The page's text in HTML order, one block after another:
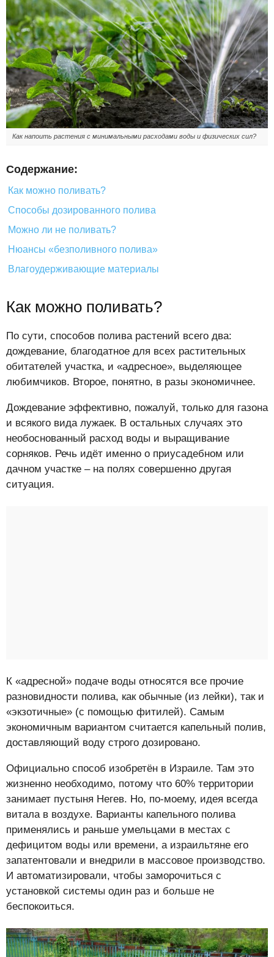
Как напоить растения с минимальными расходами воды и физических сил?
Содержание:
Как можно поливать?
Способы дозированного полива
Можно ли не поливать?
Нюансы «безполивного полива»
Влагоудерживающие материалы
Как можно поливать?
По сути, способов полива растений всего два:
дождевание, благодатное для всех растительных
обитателей участка, и «адресное», выделяющее
любимчиков. Второе, понятно, в разы экономичнее.
Дождевание эффективно, пожалуй, только для газона
и всякого вида лужаек. В остальных случаях это
необоснованный расход воды и выращивание
сорняков. Речь идёт именно о приусадебном или
дачном участке – на полях совершенно другая
ситуация.
К «адресной» подаче воды относятся все прочие
разновидности полива, как обычные (из лейки), так и
«экзотичные» (с помощью фитилей). Самым
экономичным вариантом считается капельный полив,
доставляющий воду строго дозировано.
Официально способ изобретён в Израиле. Там это
жизненно необходимо, потому что 60% территории
занимает пустыня Негев. Но, по-моему, идея всегда
витала в воздухе. Варианты капельного полива
применялись и раньше умельцами в местах с
дефицитом воды или времени, а израильтяне его
запатентовали и внедрили в массовое производство.
И автоматизировали, чтобы заморочиться с
установкой системы один раз и больше не
беспокоиться.